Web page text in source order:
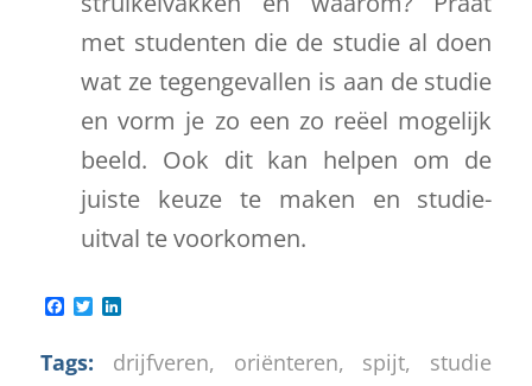
met studenten die de studie al doen
wat ze tegengevallen is aan de studie
en vorm je zo een zo reëel mogelijk
beeld. Ook dit kan helpen om de
juiste keuze te maken en studie-
uitval te voorkomen.
Facebook
TwitterLinkedIn
Tags: drijfveren, oriënteren, spijt, studie